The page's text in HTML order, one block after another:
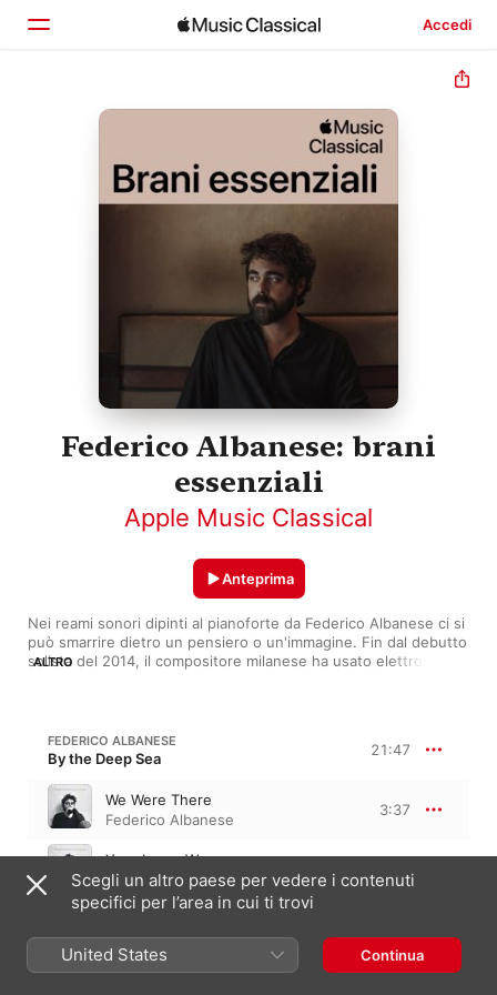
Accedi
Home
Cerca
Federico Albanese: brani
essenziali
Apple Music Classical
Nei reami sonori dipinti al pianoforte da Federico Albanese ci si
può smarrire dietro un pensiero o un'immagine. Fin dal debutto
solista del 2014, il compositore milanese ha usato elettronica,
talvolta accompagnati da una voce o da un'orchestra. Pur
immerse in una tonalità minore o nell'ossessione di un loop, le
e tocchi delicatissimi.
ALTRO
Anteprima
FEDERICO ALBANESE
By the Deep Sea 21:47
We Were There
Federico Albanese
3:37
Your Lunar Way
Federico Albanese
Federico Albanese
Scegli un altro paese per vedere i contenuti
specifici per l’area in cui ti trovi
United States Continua